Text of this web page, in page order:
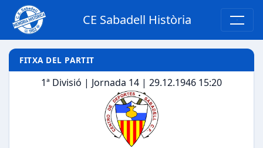
CE Sabadell Història
FITXA DEL PARTIT
1ª Divisió | Jornada 14 | 29.12.1946 15:20